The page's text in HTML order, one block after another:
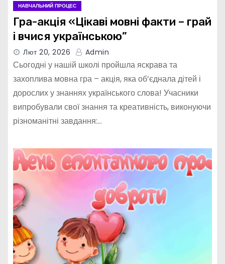
НАВЧАЛЬНИЙ ПРОЦЕС
Гра-акція «Цікаві мовні факти – грай
і вчися українською”
Лют 20, 2026 Admin
Сьогодні у нашій школі пройшла яскрава та
захоплива мовна гра – акція, яка об’єднала дітей і
дорослих у знаннях українського слова! Учасники
випробували свої знання та креативність, виконуючи
різноманітні завдання:…